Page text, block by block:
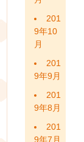
201
9年10
月
201
9年9月
201
9年8月
201
9年7月